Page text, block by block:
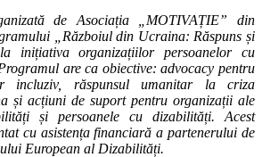
de Asociația „MOTIVAȚIE” din
„Războiul din Ucraina: Răspuns și
inițiativa organizațiilor persoanelor cu
are ca obiective: advocacy pentru
incluziv, răspunsul umanitar la criza
și acțiuni de suport pentru organizații ale
și persoanele cu dizabilități. Acest
cu asistența financiară a partenerului de
European al Dizabilități.